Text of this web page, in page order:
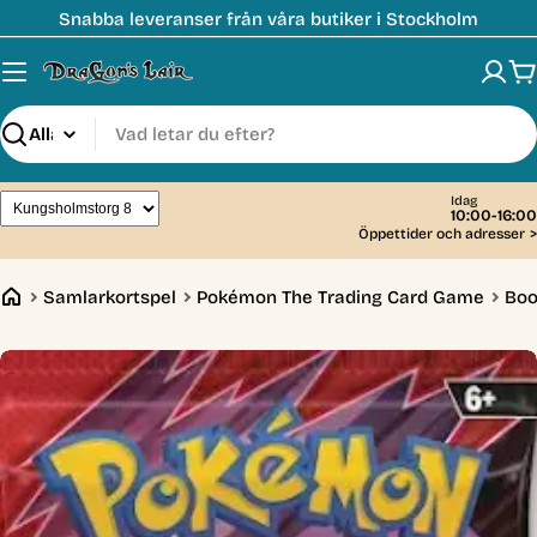
till
innehåll
Snabba leveranser från våra butiker i Stockholm
Sök
Idag
10:00-16:00
Öppettider och adresser >
Samlarkortspel Pokémon The Trading Card Game